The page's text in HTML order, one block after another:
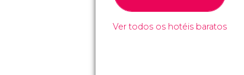
Ver todos os hotéis baratos